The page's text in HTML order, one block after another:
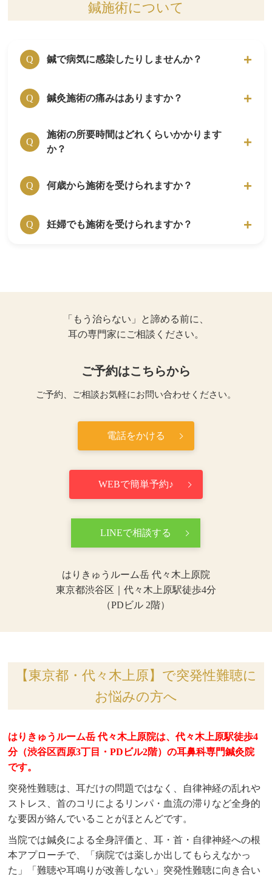
近くのコインパーキングのご利用をお願いしま
鍼施術について
Q 鍼で病気に感染したりしませんか？
A
はりきゅうルーム岳 代々木上院の鍼は、全て
感染症の危険は全くありませんので、ご安心く
ださい。
Q 鍼灸施術の痛みはありますか？
A
痛みの程度は、個人差がありますが、どのくら
いの感覚かというと、爪楊枝の先で“チョン”と
はりきゅうルーム岳 代々木上原へ来院された
Q
施術の所要時間はどれくらいかかります
か？
A
20分前後です。
Q 何歳から施術を受けられますか？
A
ご本人が鍼灸施術に前向きであれば受けられま
ます。
Q 妊婦でも施術を受けられますか？
妊娠によるつわり、腰痛、肩こりで鍼灸施術を
安定期に入ってない場合ですと、通院時の移動
での身体への負担を考慮し、お断りする場合も
「もう治らない」と諦める前に、
耳の専門家にご相談ください。
ご予約はこちらから
ご予約、ご相談お気軽にお問い合わせください。
電話をかける
WEBで簡単予約♪
LINEで相談する
はりきゅうルーム岳 代々木上原院
東京都渋谷区｜代々木上原駅徒歩4分
（PDビル 2階）
【東京都・代々木上原】で突発性難聴に
お悩みの方へ
はりきゅうルーム岳 代々木上原院は、代々木上原駅徒歩4
分（渋谷区西原3丁目・PDビル2階）の耳鼻科専門鍼灸院
です。
突発性難聴は、耳だけの問題ではなく、自律神経の乱れや
ストレス、首のコリによるリンパ・血流の滞りなど全身的
な要因が絡んでいることがほとんどです。
当院では鍼灸による全身評価と、耳・首・自律神経への根
本アプローチで、「病院では薬しか出してもらえなかっ
た」「難聴や耳鳴りが改善しない」突発性難聴に向き合い